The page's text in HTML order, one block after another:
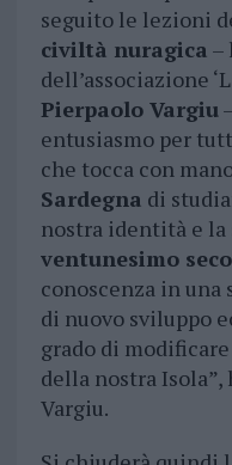
seguito le lezioni
civiltà nuragica –
dell’associazione
Pierpaolo Vargiu
entusiasmo per
che tocca con
Sardegna di
nostra identità e la
ventunesimo
conoscenza in
di nuovo sviluppo
grado di
della nostra
Vargiu.